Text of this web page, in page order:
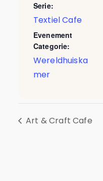
Serie:
Textiel Cafe
Evenement
Categorie:
Wereldhuiska
mer
Art & Craft Cafe